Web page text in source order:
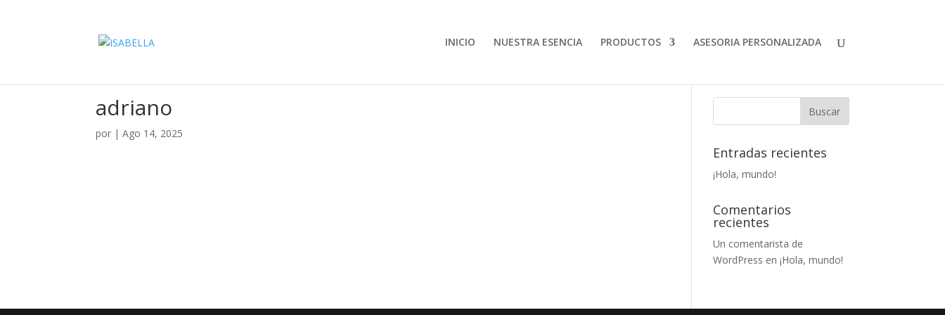
INICIO NUESTRA ESENCIA PRODUCTOS ASESORIA PERSONALIZADA
adriano
por | Ago 14, 2025
Entradas recientes
¡Hola, mundo!
Comentarios
recientes
Un comentarista de
WordPress en¡Hola, mundo!